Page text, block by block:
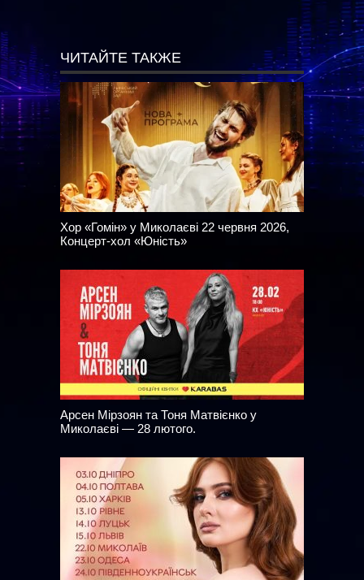
ЧИТАЙТЕ ТАКЖЕ
Хор «Гомін» у Миколаєві 22 червня 2026,
Концерт-хол «Юність»
Арсен Мірзоян та Тоня Матвієнко у
Миколаєві — 28 лютого.